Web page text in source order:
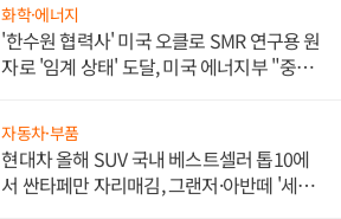
화학·에너지
'한수원 협력사' 미국 오클로 SMR 연구용 원
자로 '임계 상태' 도달, 미국 에너지부 "중요
자동차·부품
현대차 올해 SUV 국내 베스트셀러 톱10에
서 싼타페만 자리매김, 그랜저·아반떼 '세단